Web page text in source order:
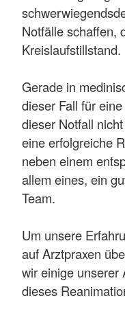
Notfälle schaffen,
Kreislaufstillstand.
Gerade in
dieser Fall für
dieser Notfall
eine erfolgreiche
neben einem
allem eines, ein
Team.
Um unsere
auf Arztpraxen
wir einige unserer
dieses